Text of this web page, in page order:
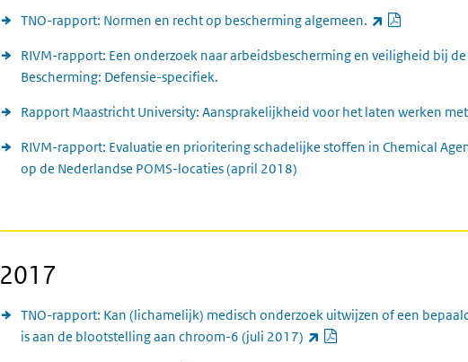
TNO-rapport: Normen en recht op bescherming algemeen.
RIVM-rapport: Een onderzoek naar arbeidsbescherming en veiligheid bij
Bescherming: Defensie-specifiek.
Rapport Maastricht University: Aansprakelijkheid voor het laten werken
RIVM-rapport: Evaluatie en prioritering schadelijke stoffen in Chemical
op de Nederlandse POMS-locaties (april 2018)
2017
TNO-rapport: Kan (lichamelijk) medisch onderzoek uitwijzen of een
is aan de blootstelling aan chroom-6 (juli 2017)